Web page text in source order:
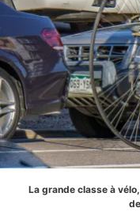
La grande classe à